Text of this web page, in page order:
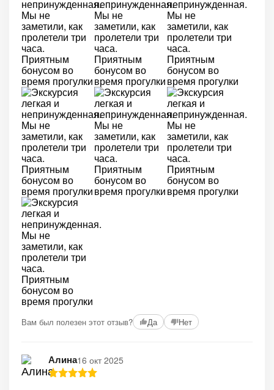
Вам был полезен этот отзыв? Да Нет
Алина16 окт 2025